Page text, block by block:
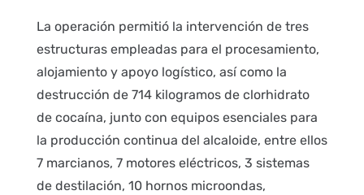
La operación permitió la intervención de tres
estructuras empleadas para el procesamiento,
alojamiento y apoyo logístico, así como la
destrucción de 714 kilogramos de clorhidrato
de cocaína, junto con equipos esenciales para
la producción continua del alcaloide, entre ellos
7 marcianos, 7 motores eléctricos, 3 sistemas
de destilación, 10 hornos microondas,